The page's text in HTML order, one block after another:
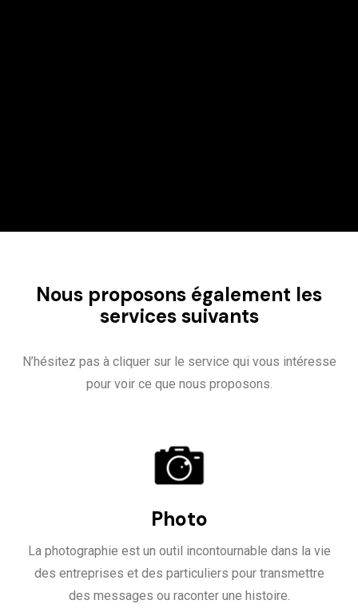
Nous proposons également les
services suivants
N’hésitez pas à cliquer sur le service qui vous intéresse
pour voir ce que nous proposons.
Photo
La photographie est un outil incontournable dans la vie
des entreprises et des particuliers pour transmettre
des messages ou raconter une histoire.